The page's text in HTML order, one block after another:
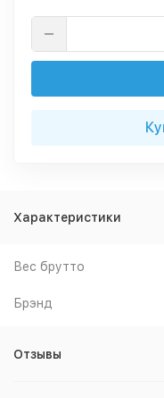
Характеристики
Вес брутто
Брэнд
Отзывы